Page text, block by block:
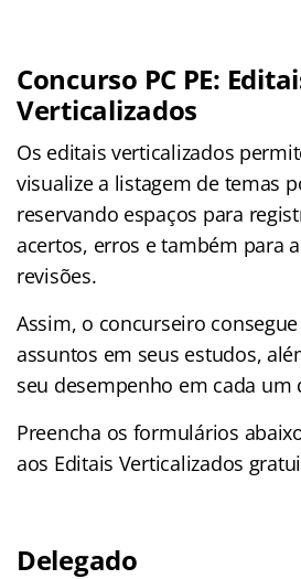
Concurso PC PE:
Verticalizados
Os editais verticalizados
visualize a listagem de temas
reservando espaços para
acertos, erros e também para
revisões.
Assim, o concurseiro
assuntos em seus estudos,
seu desempenho em cada um
Preencha os formulários
aos Editais Verticalizados
Delegado